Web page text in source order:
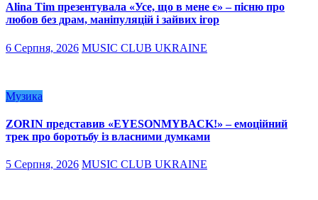
Alina Tim презентувала «Усе, що в мене є» – пісню про
любов без драм, маніпуляцій і зайвих ігор
6 Серпня, 2026 MUSIC CLUB UKRAINE
Музика
ZORIN представив «EYESONMYBACK!» – емоційний
трек про боротьбу із власними думками
5 Серпня, 2026 MUSIC CLUB UKRAINE